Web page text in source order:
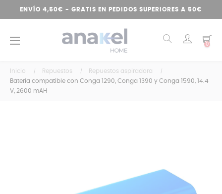
ENVÍO 4,50€ - GRATIS EN PEDIDOS SUPERIORES A 50€
Navegación
☰ 0
Inicio Repuestos
Repuestos aspiradora
Batería compatible con Conga 1290, Conga 1390 y Conga 1590, 14.4
V, 2600 mAH